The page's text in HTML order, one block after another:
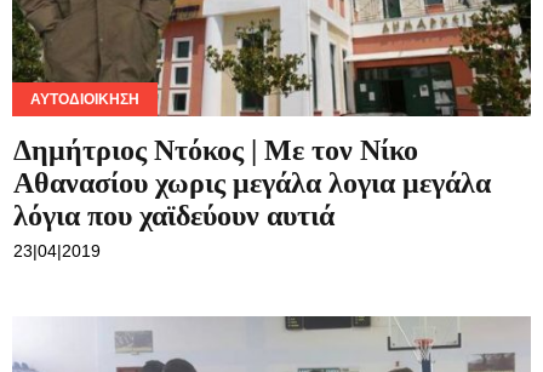
ΑΥΤΟΔΙΟΊΚΗΣΗ
Δημήτριος Ντόκος | Με τον Νίκο
Αθανασίου χωρις μεγάλα λογια μεγάλα
λόγια που χαϊδεύουν αυτιά
23|04|2019